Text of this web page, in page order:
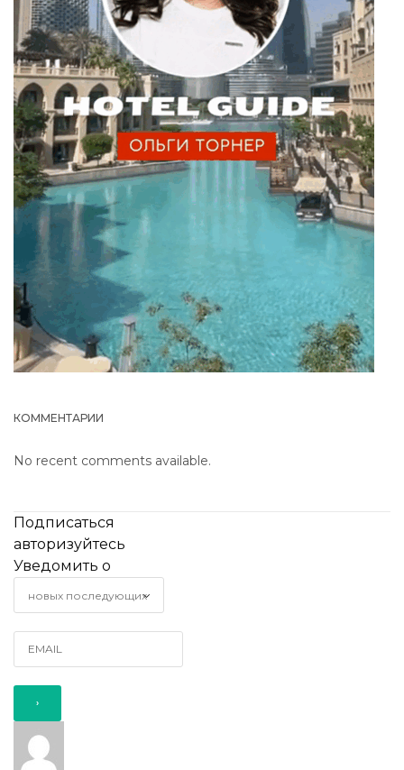
КОММЕНТАРИИ
No recent comments available.
Подписаться
авторизуйтесь
Уведомить о